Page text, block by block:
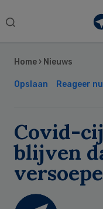
Search
Home › Nieuws
Opslaan Reageer nu
Covid-
blijven
Sidebar